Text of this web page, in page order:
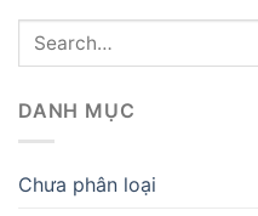
DANH MỤC
Chưa phân loại